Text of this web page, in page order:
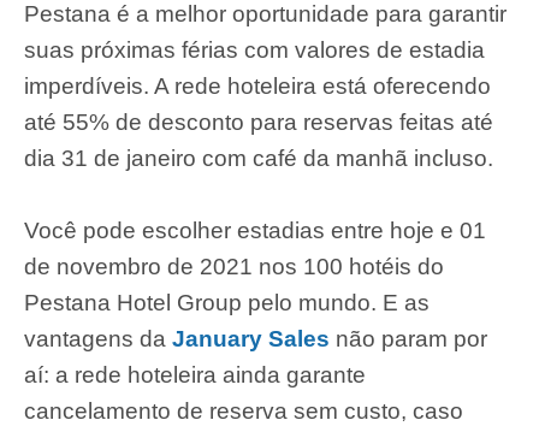
Pestana é a melhor oportunidade para garantir
suas próximas férias com valores de estadia
imperdíveis. A rede hoteleira está oferecendo
até 55% de desconto para reservas feitas até
dia 31 de janeiro com café da manhã incluso.
Você pode escolher estadias entre hoje e 01
de novembro de 2021 nos 100 hotéis do
Pestana Hotel Group pelo mundo. E as
vantagens da January Sales não param por
aí: a rede hoteleira ainda garante
cancelamento de reserva sem custo, caso